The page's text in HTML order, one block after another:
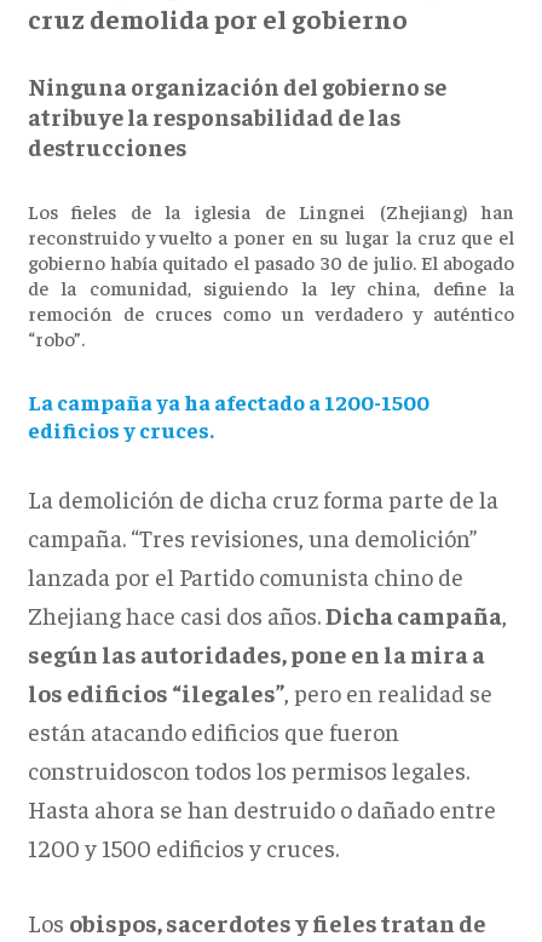
cruz demolida por el gobierno
Ninguna organización del gobierno se
atribuye la responsabilidad de las
destrucciones
Los fieles de la iglesia de Lingnei (Zhejiang) han
reconstruido y vuelto a poner en su lugar la cruz que el
gobierno había quitado el pasado 30 de julio. El abogado
de la comunidad, siguiendo la ley china, define la
remoción de cruces como un verdadero y auténtico
“robo”.
La campaña ya ha afectado a 1200-1500
edificios y cruces.
La demolición de dicha cruz forma parte de la
campaña. “Tres revisiones, una demolición”
lanzada por el Partido comunista chino de
Zhejiang hace casi dos años.Dicha campaña
según las autoridades, pone en la mira a
los edificios “ilegales”, pero en realidad se
están atacando edificios que fueron
construidoscon todos los permisos legales.
Hasta ahora se han destruido o dañado entre
1200 y 1500 edificios y cruces.
Los obispos, sacerdotes y fieles tratan de